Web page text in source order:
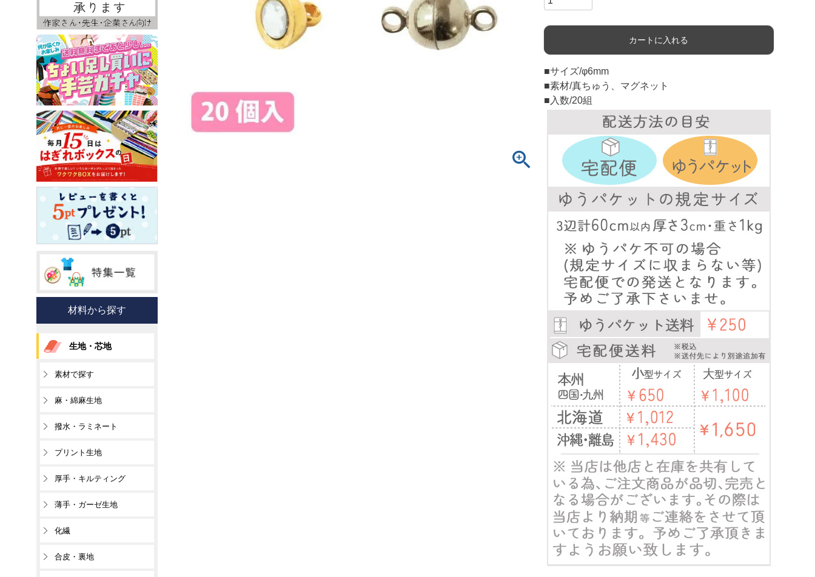
カートに入れる
■サイズ/φ6mm
■素材/真ちゅう、マグネット
■入数/20組
材料から探す
生地・芯地
素材で探す
麻・綿麻生地
撥水・ラミネート
プリント生地
厚手・キルティング
薄手・ガーゼ生地
化繊
合皮・裏地